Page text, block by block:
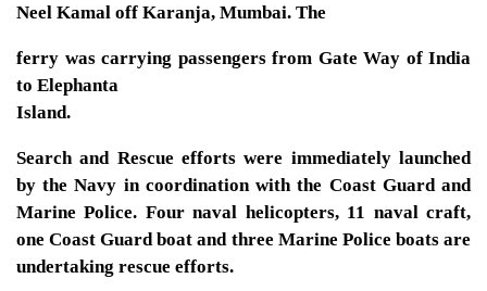
Neel Kamal off Karanja, Mumbai. The
ferry was carrying passengers from Gate Way of India
to Elephanta
Island.
Search and Rescue efforts were immediately launched
by the Navy in coordination with the Coast Guard and
Marine Police. Four naval helicopters, 11 naval craft,
one Coast Guard boat and three Marine Police boats are
undertaking rescue efforts.